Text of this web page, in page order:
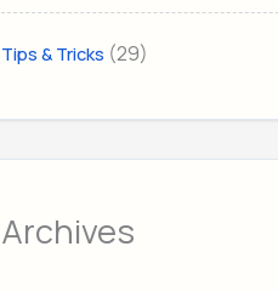
Tips & Tricks (29)
Archives